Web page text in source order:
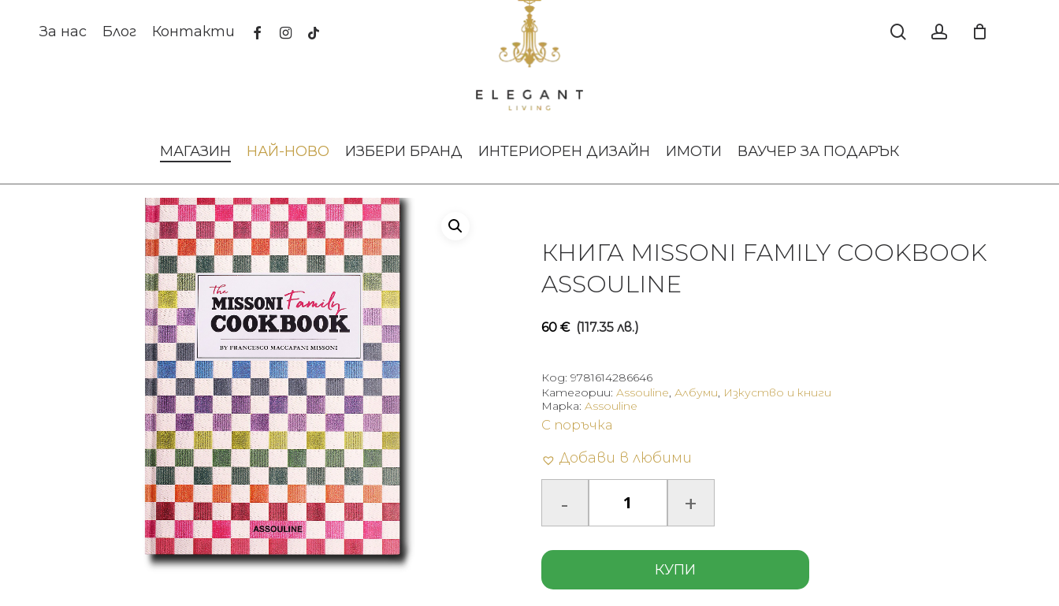
За нас Блог Контакти facebookinstagram
tiktok
МАГАЗИН НАЙ-НОВО ИЗБЕРИ БРАНД ИНТЕРИОРЕН ДИЗАЙН ИМОТИ ВАУЧЕР ЗА ПОДАРЪК
КНИГА MISSONI FAMILY COOKBOOK
ASSOULINE
60 € (117.35 лв.)
Код: 9781614286646
Категории: Assouline, Албуми, Изкуство и книги
С поръчка
Добави в любими
КУПИ
Марка: Assouline